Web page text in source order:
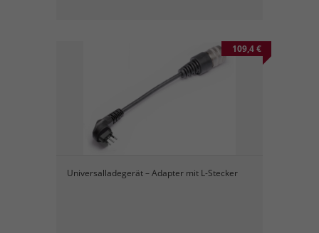
109,4 €
Universalladegerät – Adapter mit L-Stecker